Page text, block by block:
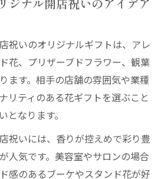
祝いのオリジナルギフトは、アレ
花、プリザーブドフラワー、観葉
ます。相手の店舗の雰囲気や業種
リティのある花ギフトを選ぶこと
となります。
祝いには、香りが控えめで彩り豊
人気です。美容室やサロンの場合
感のあるブーケやスタンド花が好